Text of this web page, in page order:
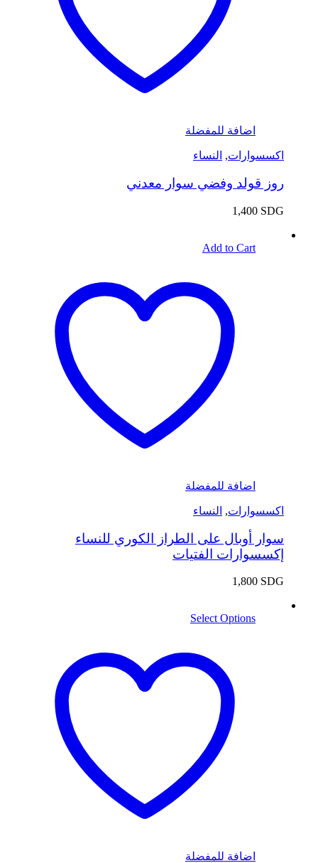
اضافة للمفضلة
اكسسوارات, النساء
روز قولد وفضي سوار معدني
1,400 SDG
Add to Cart
اضافة للمفضلة
اكسسوارات, النساء
سوار أوبال على الطراز الكوري للنساء
إكسسوارات الفتيات
1,800 SDG
Select Options
اضافة للمفضلة